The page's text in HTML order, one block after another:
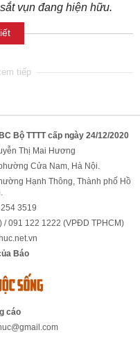
vụn đang hiện hữu.
Bộ TTTT cấp ngày 24/12/2020
Thị Mai Hương
Cửa Nam, Hà Nội.
Hạnh Thông, Thành phố Hồ
3519
/ 091 122 1222 (VPĐD TPHCM)
Báo
cáo